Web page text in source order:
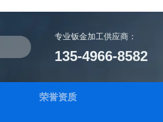
专业钣金加工供应商：
135-4966-8582
荣誉资质